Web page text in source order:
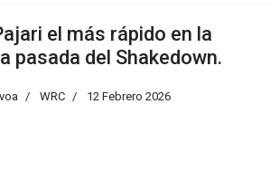
el más rápido en la
pasada del Shakedown.
WRC 12 Febrero 2026